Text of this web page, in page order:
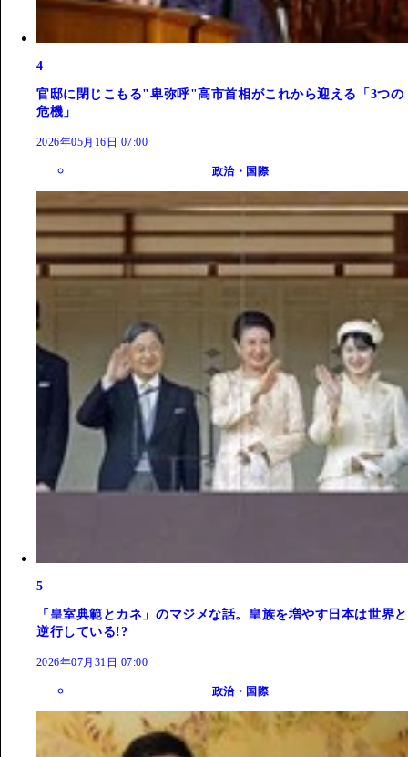
4
官邸に閉じこもる"卑弥呼"高市首相がこれから迎える「3つの
危機」
2026年05月16日 07:00
政治・国際
5
「皇室典範とカネ」のマジメな話。皇族を増やす日本は世界と
逆行している!?
2026年07月31日 07:00
政治・国際